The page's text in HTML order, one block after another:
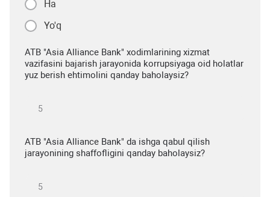
Ha
Yo'q
ATB "Asia Alliance Bank" xodimlarining xizmat
vazifasini bajarish jarayonida korrupsiyaga oid holatlar
yuz berish ehtimolini qanday baholaysiz?
ATB "Asia Alliance Bank" da ishga qabul qilish
jarayonining shaffofligini qanday baholaysiz?